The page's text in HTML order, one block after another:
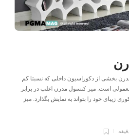
بخشی از دکوراسیون داخلی که نسبتا کم
است. میز کنسول مدرن اغلب در برابر
زیبای خود را بتواند به نمایش بگذارد. میز